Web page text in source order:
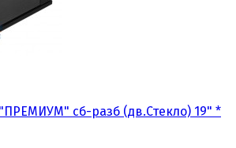
сб-разб (дв.Стекло) 19" *